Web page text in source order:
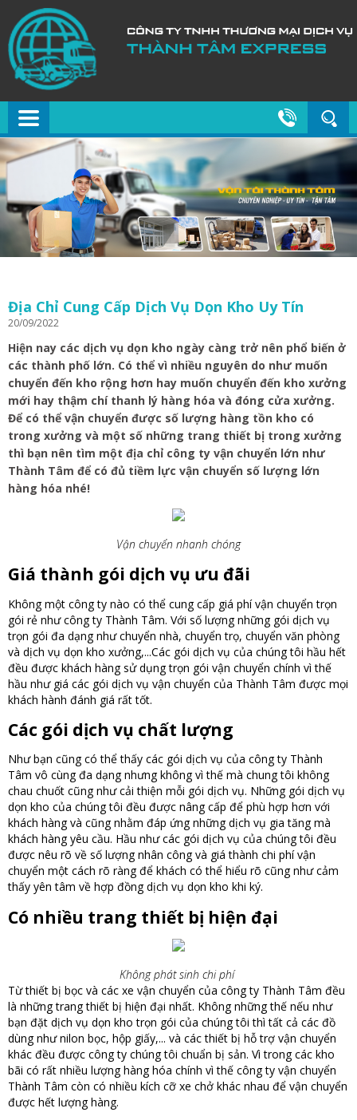
Địa Chỉ Cung Cấp Dịch Vụ Dọn Kho Uy Tín
20/09/2022
Hiện nay các dịch vụ dọn kho ngày càng trở nên phổ biến ở
các thành phố lớn. Có thể vì nhiều nguyên do như muốn
chuyển đến kho rộng hơn hay muốn chuyển đến kho xưởng
mới hay thậm chí thanh lý hàng hóa và đóng cửa xưởng.
Để có thể vận chuyển được số lượng hàng tồn kho có
trong xưởng và một số những trang thiết bị trong xưởng
thì bạn nên tìm một địa chỉ công ty vận chuyển lớn như
Thành Tâm để có đủ tiềm lực vận chuyển số lượng lớn
hàng hóa nhé!
Vận chuyển nhanh chóng
Giá thành gói dịch vụ ưu đãi
Không một công ty nào có thể cung cấp giá phí vận chuyển trọn
gói rẻ như công ty Thành Tâm. Với số lượng những gói dịch vụ
trọn gói đa dạng như chuyển nhà, chuyển trọ, chuyển văn phòng
và dịch vụ dọn kho xưởng,...Các gói dịch vụ của chúng tôi hầu hết
đều được khách hàng sử dụng trọn gói vận chuyển chính vì thế
hầu như giá các gói dịch vụ vận chuyển của Thành Tâm được mọi
khách hành đánh giá rất tốt.
Các gói dịch vụ chất lượng
Như bạn cũng có thể thấy các gói dịch vụ của công ty Thành
Tâm vô cùng đa dạng nhưng không vì thế mà chung tôi không
chau chuốt cũng như cải thiện mỗi gói dịch vụ. Những gói dịch vụ
dọn kho của chúng tôi đều được nâng cấp để phù hợp hơn với
khách hàng và cũng nhằm đáp ứng những dịch vụ gia tăng mà
khách hàng yêu cầu. Hầu như các gói dịch vụ của chúng tôi đều
được nêu rõ về số lượng nhân công và giá thành chi phí vận
chuyển một cách rõ ràng để khách có thể hiểu rõ cũng như cảm
thấy yên tâm về hợp đồng dịch vụ dọn kho khi ký.
Có nhiều trang thiết bị hiện đại
Không phát sinh chi phí
Từ thiết bị bọc và các xe vận chuyển của công ty Thành Tâm đều
là những trang thiết bị hiện đại nhất. Không những thế nếu như
bạn đặt dịch vụ dọn kho trọn gói của chúng tôi thì tất cả các đồ
dùng như nilon bọc, hộp giấy,... và các thiết bị hỗ trợ vận chuyển
khác đều được công ty chúng tôi chuẩn bị sản. Vì trong các kho
bãi có rất nhiều lượng hàng hóa chính vì thế công ty vận chuyển
Thành Tâm còn có nhiều kích cỡ xe chở khác nhau để vận chuyển
được hết lượng hàng.